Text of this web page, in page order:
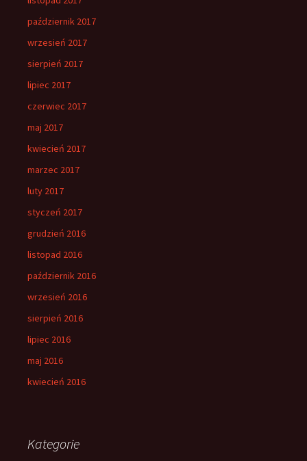
październik 2017
wrzesień 2017
sierpień 2017
lipiec 2017
czerwiec 2017
maj 2017
kwiecień 2017
marzec 2017
luty 2017
styczeń 2017
grudzień 2016
listopad 2016
październik 2016
wrzesień 2016
sierpień 2016
lipiec 2016
maj 2016
kwiecień 2016
Kategorie